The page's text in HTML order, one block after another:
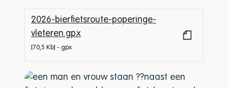
2026-bierfietsroute-poperinge-
vleteren.gpx
70,5 Kb gpx